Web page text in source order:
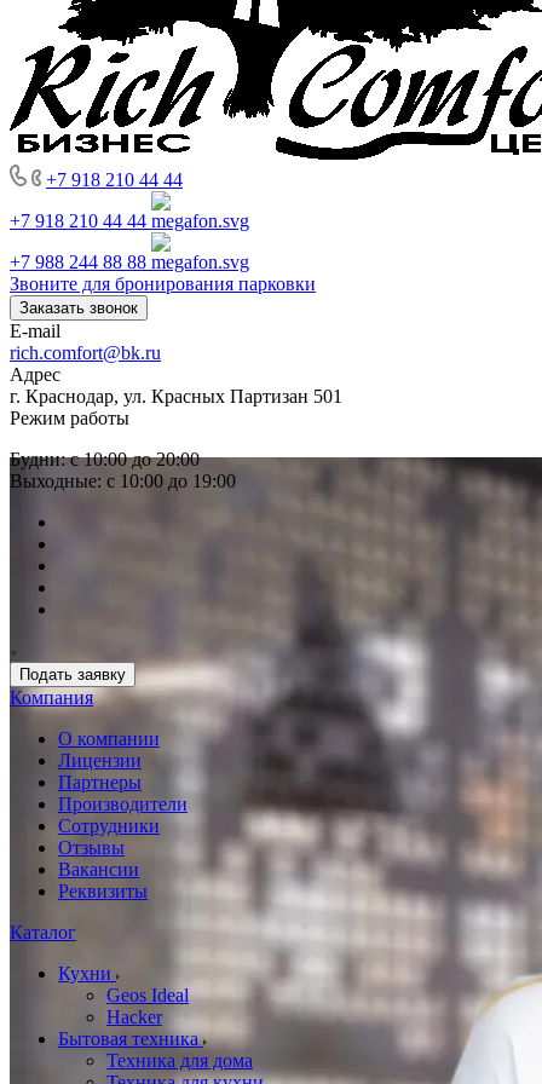
+7 918 210 44 44
+7 918 210 44 44
+7 988 244 88 88
Звоните для бронирования парковки
Заказать звонок
E-mail
rich.comfort@bk.ru
Адрес
г. Краснодар, ул. Красных Партизан 501
Режим работы
Будни: с 10:00 до 20:00
Выходные: с 10:00 до 19:00
Подать заявку
Компания
О компании
Лицензии
Партнеры
Производители
Сотрудники
Отзывы
Вакансии
Реквизиты
Каталог
Кухни
Geos Ideal
Hacker
Бытовая техника
Техника для дома